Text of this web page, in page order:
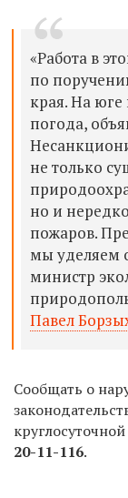
«Работа в
по
края. На юге
погода,
не только
но и
пожаров.
мы уделяем
министр
Павел
Сообщать о
20-11-116.